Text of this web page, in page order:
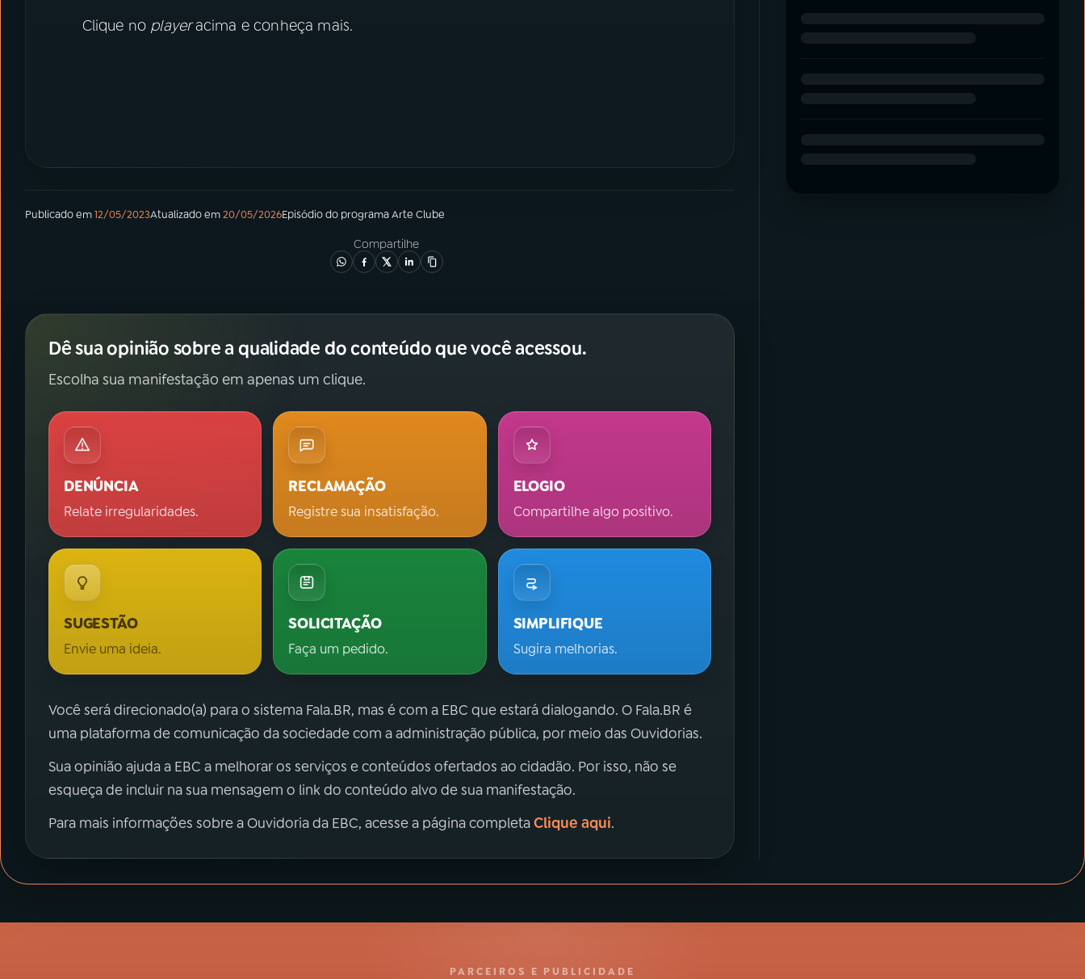
Clique no playeracima e conheça mais.
Publicado em12/05/2023Atualizado em20/05/2026Episódiodo programaArte Clube
Compartilhe
Dê sua opinião sobre a qualidade do conteúdo que você acessou.
Escolha sua manifestação em apenas um clique.
DENÚNCIA
Relate irregularidades.
RECLAMAÇÃO
Registre sua insatisfação.
ELOGIO
Compartilhe algo positivo.
SUGESTÃO
Envie uma ideia.
SOLICITAÇÃO
Faça um pedido.
SIMPLIFIQUE
Sugira melhorias.
Você será direcionado(a) para o sistema Fala.BR, mas é com a EBC que estará dialogando. O Fala.BR é
uma plataforma de comunicação da sociedade com a administração pública, por meio das Ouvidorias.
Sua opinião ajuda a EBC a melhorar os serviços e conteúdos ofertados ao cidadão. Por isso, não se
esqueça de incluir na sua mensagem o link do conteúdo alvo de sua manifestação.
Para mais informações sobre a Ouvidoria da EBC, acesse a página completaClique aqui.
PARCEIROS E PUBLICIDADE